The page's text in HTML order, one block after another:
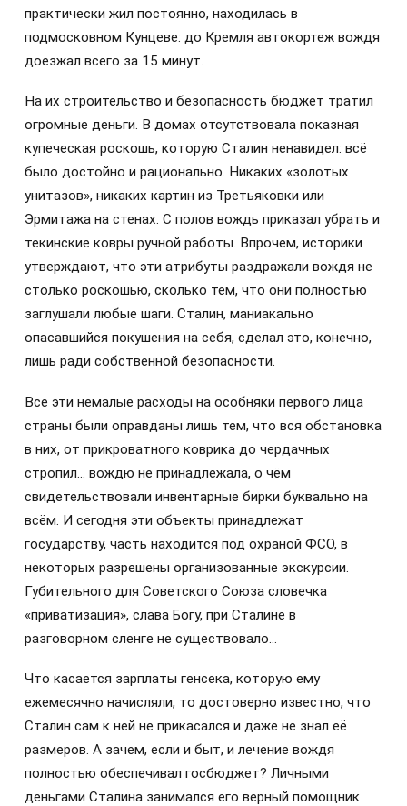
практически жил постоянно, находилась в
подмосковном Кунцеве: до Кремля автокортеж вождя
доезжал всего за 15 минут.
На их строительство и безопасность бюджет тратил
огромные деньги. В домах отсутствовала показная
купеческая роскошь, которую Сталин ненавидел: всё
было достойно и рационально. Никаких «золотых
унитазов», никаких картин из Третьяковки или
Эрмитажа на стенах. С полов вождь приказал убрать и
текинские ковры ручной работы. Впрочем, историки
утверждают, что эти атрибуты раздражали вождя не
столько роскошью, сколько тем, что они полностью
заглушали любые шаги. Сталин, маниакально
опасавшийся покушения на себя, сделал это, конечно,
лишь ради собственной безопасности.
Все эти немалые расходы на особняки первого лица
страны были оправданы лишь тем, что вся обстановка
в них, от прикроватного коврика до чердачных
стропил… вождю не принадлежала, о чём
свидетельствовали инвентарные бирки буквально на
всём. И сегодня эти объекты принадлежат
государству, часть находится под охраной ФСО, в
некоторых разрешены организованные экскурсии.
Губительного для Советского Союза словечка
«приватизация», слава Богу, при Сталине в
разговорном сленге не существовало…
Что касается зарплаты генсека, которую ему
ежемесячно начисляли, то достоверно известно, что
Сталин сам к ней не прикасался и даже не знал её
размеров. А зачем, если и быт, и лечение вождя
полностью обеспечивал госбюджет? Личными
деньгами Сталина занимался его верный помощник